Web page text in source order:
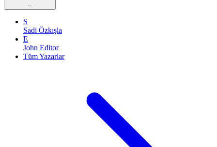
–
S
Sadi Özkışla
E
John Editor
Tüm Yazarlar